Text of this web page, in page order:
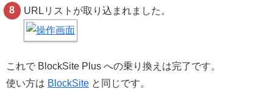
URLリストが取り込まれました。
これで BlockSite Plus への乗り換えは完了です。
使い方は BlockSite と同じです。